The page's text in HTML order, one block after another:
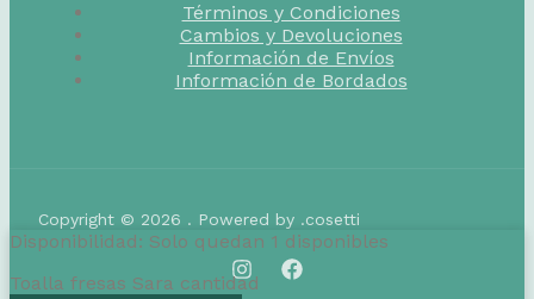
Términos y Condiciones
Cambios y Devoluciones
Información de Envíos
Información de Bordados
Copyright © 2026 . Powered by .cosetti
Disponibilidad: Solo quedan 1 disponibles
Toalla fresas Sara cantidad